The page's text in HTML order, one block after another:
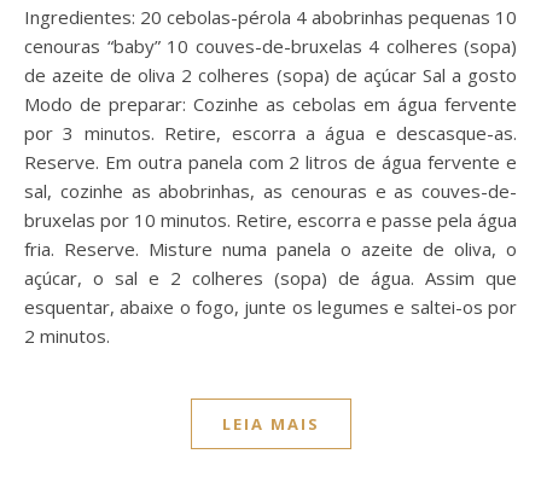
Ingredientes: 20 cebolas-pérola 4 abobrinhas pequenas 10
cenouras “baby” 10 couves-de-bruxelas 4 colheres (sopa)
de azeite de oliva 2 colheres (sopa) de açúcar Sal a gosto
Modo de preparar: Cozinhe as cebolas em água fervente
por 3 minutos. Retire, escorra a água e descasque-as.
Reserve. Em outra panela com 2 litros de água fervente e
sal, cozinhe as abobrinhas, as cenouras e as couves-de-
bruxelas por 10 minutos. Retire, escorra e passe pela água
fria. Reserve. Misture numa panela o azeite de oliva, o
açúcar, o sal e 2 colheres (sopa) de água. Assim que
esquentar, abaixe o fogo, junte os legumes e saltei-os por
2 minutos.
LEIA MAIS